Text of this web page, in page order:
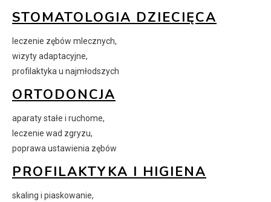
STOMATOLOGIA DZIECIĘCA
leczenie zębów mlecznych,
wizyty adaptacyjne,
profilaktyka u najmłodszych
ORTODONCJA
aparaty stałe i ruchome,
leczenie wad zgryzu,
poprawa ustawienia zębów
PROFILAKTYKA I HIGIENA
skaling i piaskowanie,